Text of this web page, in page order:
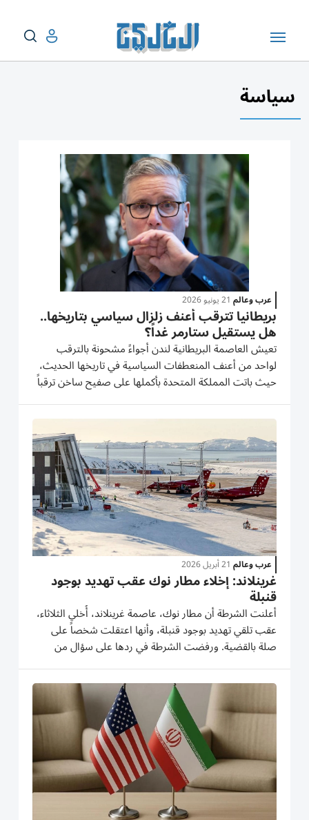
سياسة
عرب وعالم 21 يونيو 2026
بريطانيا تترقب أعنف زلزال سياسي بتاريخها..
هل يستقيل ستارمر غداً؟
تعيش العاصمة البريطانية لندن أجواءً مشحونة بالترقب
لواحد من أعنف المنعطفات السياسية في تاريخها الحديث،
حيث باتت المملكة المتحدة بأكملها على صفيح ساخن ترقباً
للساعات القليلة القادمة. وتشير التكهنات والتقارير الصحفية
المتسارعة إلى أن رئيس الوزراء كير ستارمر يقف حالياً على...
عرب وعالم 21 أبريل 2026
غرينلاند: إخلاء مطار نوك عقب تهديد بوجود
قنبلة
أعلنت ‌الشرطة أن مطار نوك، ​عاصمة ⁠غرينلاند، أُخلي الثلاثاء،
‌عقب تلقي تهديد بوجود قنبلة، ‌وأنها اعتقلت شخصاً ⁠على
صلة بالقضية. ورفضت الشرطة في ردها على سؤال من
رويترز ​الإفصاح عما إذا ‌كانت قد عثرت على أي أشياء ⁠خطِرة
في مباني المطار، ولم ​تدل ‌بأي تعليق ‌آخر عن هذه...